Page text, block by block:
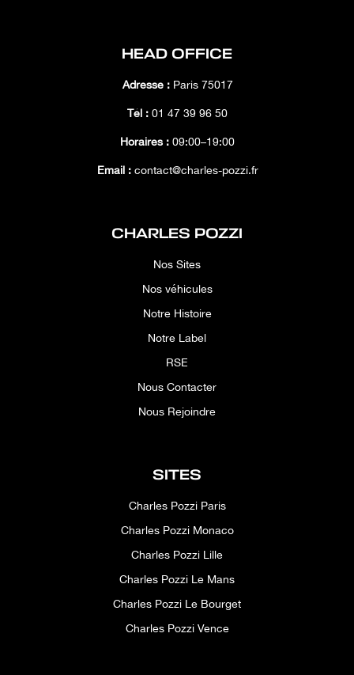
HEAD OFFICE
Adresse :Paris 75017
Tél : 01 47 39 96 50
Horaires : 09:00–19:00
Email :contact@charles-pozzi.fr
CHARLES POZZI
Nos Sites
Nos véhicules
Notre Histoire
Notre Label
RSE
Nous Contacter
Nous Rejoindre
SITES
Charles Pozzi Paris
Charles Pozzi Monaco
Charles Pozzi Lille
Charles Pozzi Le Mans
Charles Pozzi Le Bourget
Charles Pozzi Vence